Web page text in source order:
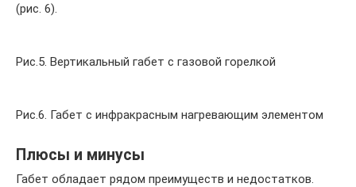
(рис. 6).
Рис.5. Вертикальный габет с газовой горелкой
Рис.6. Габет с инфракрасным нагревающим элементом
Плюсы и минусы
Габет обладает рядом преимуществ и недостатков.